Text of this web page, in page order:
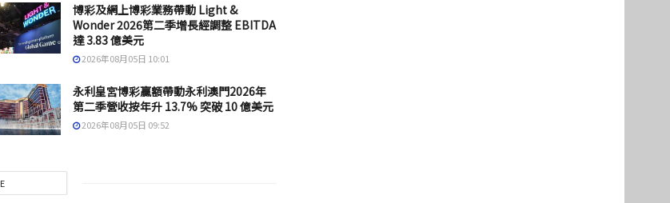
博彩及網上博彩業務帶動 Light &
Wonder 2026第二季增長經調整 EBITDA
達 3.83 億美元
2026年08月05日 10:01
永利皇宮博彩贏額帶動永利澳門2026年
第二季營收按年升 13.7% 突破 10 億美元
2026年08月05日 09:52